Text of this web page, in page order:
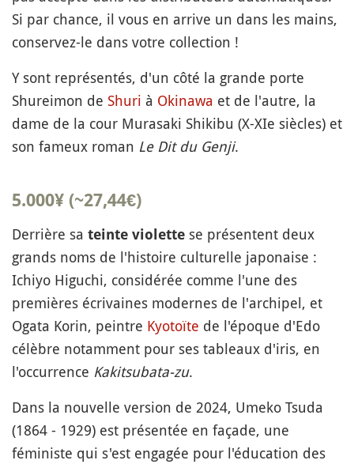
Si par chance, il vous en arrive un dans les mains,
conservez-le dans votre collection !
Y sont représentés, d'un côté la grande porte
Shureimon de Shuri à Okinawa et de l'autre, la
dame de la cour Murasaki Shikibu (X-XIe siècles) et
son fameux roman Le Dit du Genji.
5.000¥ (~27,44€)
Derrière sa teinte violette se présentent deux
grands noms de l'histoire culturelle japonaise :
Ichiyo Higuchi, considérée comme l'une des
premières écrivaines modernes de l'archipel, et
Ogata Korin, peintre Kyotoïte de l'époque d'Edo
célèbre notamment pour ses tableaux d'iris, en
l'occurrence Kakitsubata-zu.
Dans la nouvelle version de 2024, Umeko Tsuda
(1864 - 1929) est présentée en façade, une
féministe qui s'est engagée pour l'éducation des